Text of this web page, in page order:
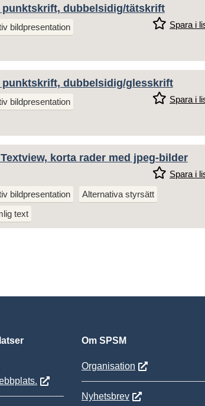
punktskrift, dubbelsidig/tätskrift
Spara i
bildpresentation
punktskrift, dubbelsidig/glesskrift
Spara i
bildpresentation
korta rader med jpeg-bilder
Spara i
bildpresentation
Alternativa styrsätt
text
Om SPSM
Organisation
Nyhetsbrev